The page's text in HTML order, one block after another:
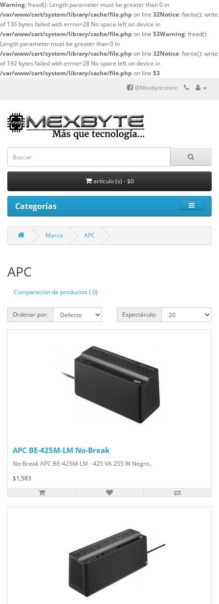
Warning: fread(): Length parameter must be greater than 0 in
/var/www/cart/system/library/cache/file.php on line 32Notice: fwrite(): write
of 136 bytes failed with errno=28 No space left on device in
/var/www/cart/system/library/cache/file.php on line 53Warning: fread():
Length parameter must be greater than 0 in
/var/www/cart/system/library/cache/file.php on line 32Notice: fwrite(): write
of 192 bytes failed with errno=28 No space left on device in
/var/www/cart/system/library/cache/file.php on line 53
@Mexbytestore
artículo (s) - $0
Categorías
Marca APC
APC
Comparación de productos ( 0)
Ordenar por: Espectáculo:
APC BE-425M-LM No-Break
No-Break APC BE-425M-LM - 425 VA 255 W Negro..
$1,583